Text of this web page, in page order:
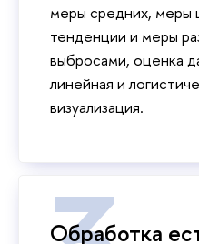
меры средних, меры
тенденции и меры
выбросами, оценка
линейная и
визуализация.
Обработка